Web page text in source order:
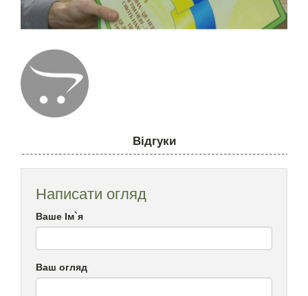
Відгуки
Написати огляд
Ваше Ім`я
Ваш огляд